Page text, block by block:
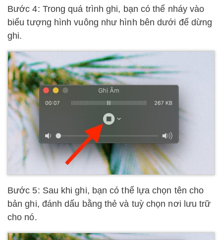
Bước 4: Trong quá trình ghi, bạn có thể nháy vào
biểu tượng hình vuông như hình bên dưới để dừng
ghi.
Bước 5: Sau khi ghi, bạn có thể lựa chọn tên cho
bản ghi, đánh dấu bằng thẻ và tuỳ chọn nơi lưu trữ
cho nó.